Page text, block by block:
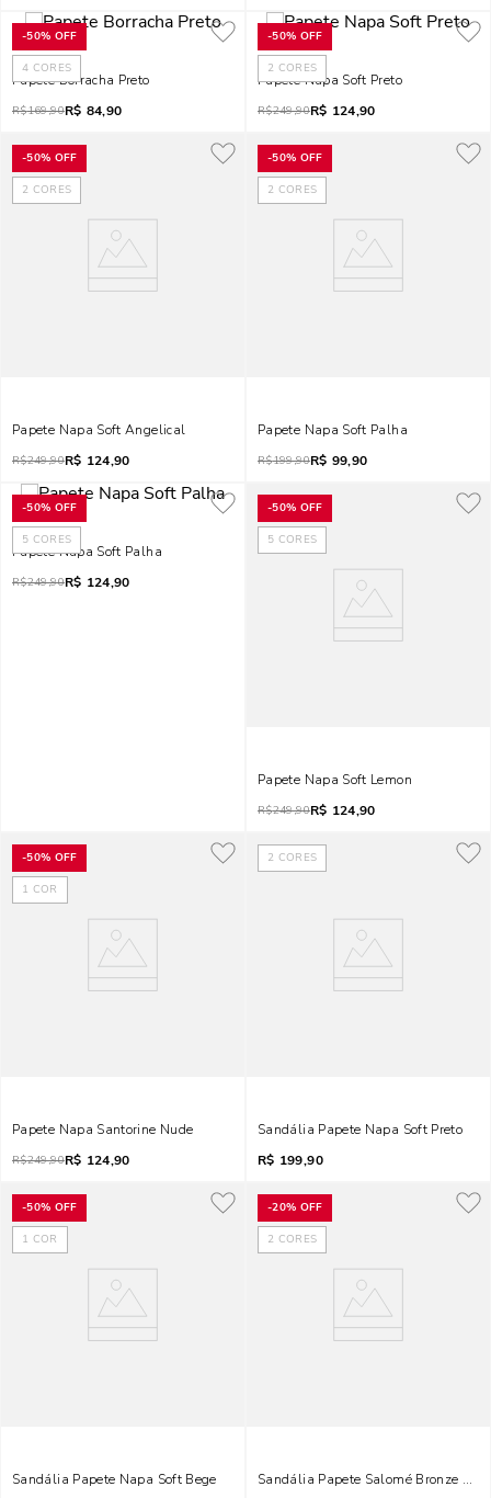
-50% OFF
4 CORES
Papete Borracha Preto
R$169,90R$ 84,90
-50% OFF
2 CORES
Papete Napa Soft Preto
R$249,90R$ 124,90
-50% OFF
2 CORES
Papete Napa Soft Angelical
R$249,90R$ 124,90
-50% OFF
2 CORES
Papete Napa Soft Palha
R$199,90R$ 99,90
-50% OFF
5 CORES
Papete Napa Soft Palha
R$249,90R$ 124,90
-50% OFF
5 CORES
Papete Napa Soft Lemon
R$249,90R$ 124,90
-50% OFF
1 COR
Papete Napa Santorine Nude
R$249,90R$ 124,90
2 CORES
Sandália Papete Napa Soft Preto
R$ 199,90
-50% OFF
1 COR
Sandália Papete Napa Soft Bege
-20% OFF
2 CORES
Sandália Papete Salomé Bronze